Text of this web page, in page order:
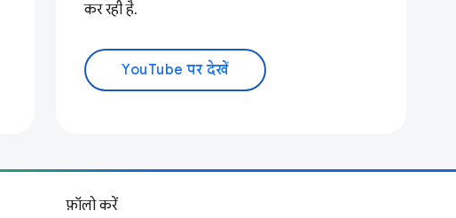
कर रही है.
YouTube पर देखें
फ़ॉलो करें